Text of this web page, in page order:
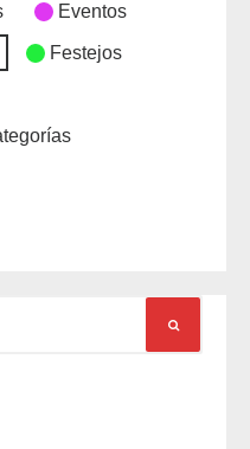
Eventos
Festejos